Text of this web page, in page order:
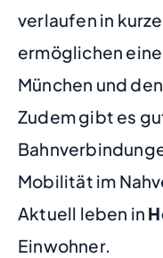
verlaufen in
ermöglichen
München und
Zudem gibt es
Mobilität im
Aktuell leben in
Einwohner.